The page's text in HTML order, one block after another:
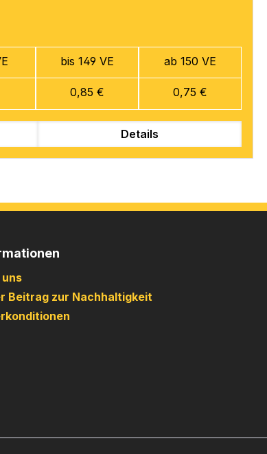
bis 149 VE
0,85 €
ab 150 VE
0,75 €
Details
uns
Beitrag zur Nachhaltigkeit